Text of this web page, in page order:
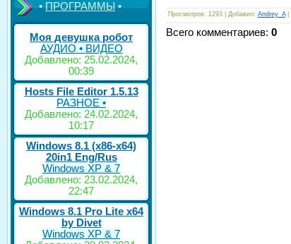
•ПРОГРАММЫ•
Моя девушка робот
АУДИО • ВИДЕО
Добавлено: 25.02.2024,
00:39
Hosts File Editor 1.5.13
РАЗНОЕ •
Добавлено: 24.02.2024,
10:17
Windows 8.1 (x86-x64)
20in1 Eng/Rus
Windows XP & 7
Добавлено: 23.02.2024,
22:47
Windows 8.1 Pro Lite x64
by Divet
Windows XP & 7
Просмотров: 1293 | Добавил: Andrey_A|
Всего комментариев: 0